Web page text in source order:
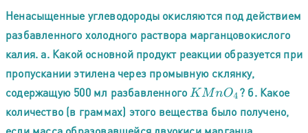
Ненасыщенные углеводороды окисляются под действием
разбавленного холодного раствора марганцовокислого
калия. а. Какой основной продукт реакции образуется при
пропускании этилена через промывную склянку,
содержащую 500 мл разбавленного KMnO4
? б. Какое
количество (в граммах) этого вещества было получено,